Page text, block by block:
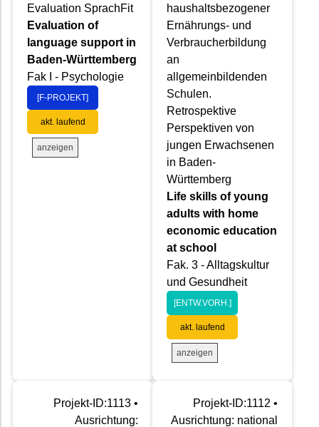
Evaluation SprachFit
Evaluation of
language support in
Baden-Württemberg
Fak I - Psychologie
[F-PROJEKT]
akt. laufend
anzeigen
haushaltsbezogener
Ernährungs- und
Verbraucherbildung
an
allgemeinbildenden
Schulen.
Retrospektive
Perspektiven von
jungen Erwachsenen
in Baden-
Württemberg
Life skills of young
adults with home
economic education
at school
Fak. 3 - Alltagskultur
und Gesundheit
[ENTW.VORH.]
akt. laufend
anzeigen
Projekt-ID:1113 •
Ausrichtung:
Projekt-ID:1112 •
Ausrichtung: national